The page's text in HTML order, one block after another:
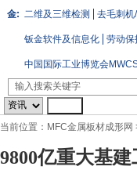
金: 二维及三维检测 去毛刺机
钣金软件及信息化 劳动保
中国国际工业博览会
当前位置： MFC金属板材成形网
9800亿重大基建